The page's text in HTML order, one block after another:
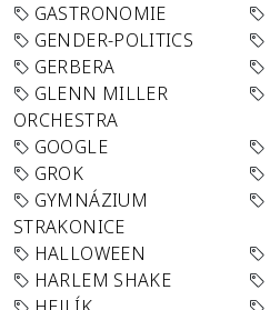
GASTRONOMIE
GENDER-POLITICS
GERBERA
GLENN MILLER
ORCHESTRA
GOOGLE
GROK
GYMNÁZIUM
STRAKONICE
HALLOWEEN
HARLEM SHAKE